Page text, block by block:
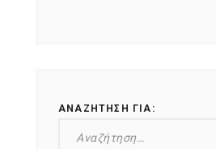
ΑΝΑΖΉΤΗΣΗ ΓΙΑ: